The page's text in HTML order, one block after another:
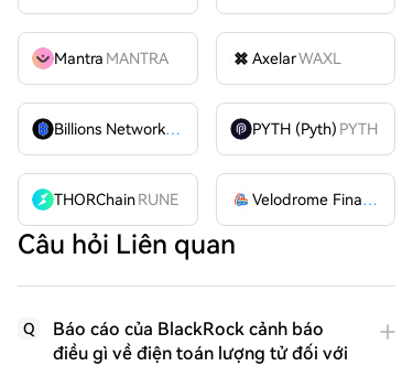
Mantra MANTRA AxelarWAXL
Billions Network
BILL PYTH (Pyth) PYTH
THORChainRUNE Velodrome Finance
Câu hỏi Liên quan
Q
Báo cáo của BlackRock cảnh báo
điều gì về điện toán lượng tử đối với